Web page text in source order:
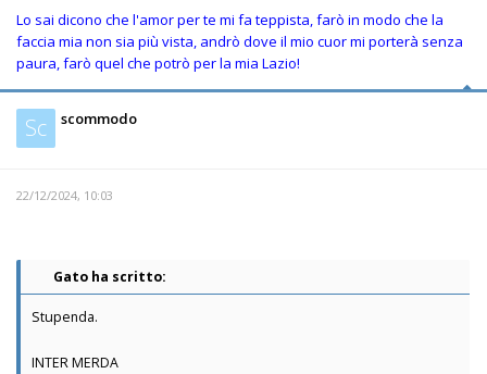
Lo sai dicono che l'amor per te mi fa teppista, farò in modo che la
faccia mia non sia più vista, andrò dove il mio cuor mi porterà senza
paura, farò quel che potrò per la mia Lazio!
Sc scommodo
22/12/2024, 10:03
Gato ha scritto:
Stupenda.
INTER MERDA